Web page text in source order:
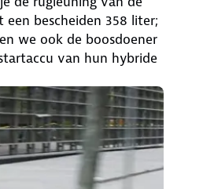
bescheiden 358 liter;
we ook de boosdoener
van hun hybride